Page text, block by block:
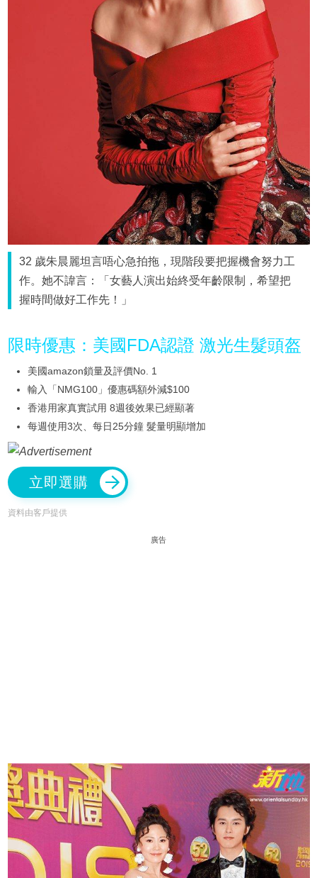
32 歲朱晨麗坦言唔心急拍拖，現階段要把握機會努力工
作。她不諱言：「女藝人演出始終受年齡限制，希望把
握時間做好工作先！」
限時優惠：美國FDA認證 激光生髮頭盔
美國amazon鎖量及評價No. 1
輸入「NMG100」優惠碼額外減$100
香港用家真實試用 8週後效果已經顯著
每週使用3次、每日25分鐘 髮量明顯增加
立即選購
資料由客戶提供
廣告